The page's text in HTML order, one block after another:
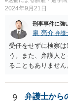
2024年9月21日
刑事事件に強
泉 亮介 弁護
受任をせずに検察
う。また、弁護人
ることもありません
9 弁護士から